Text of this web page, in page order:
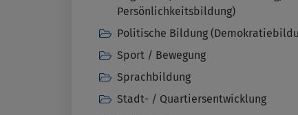
Persönlichkeitsbildung)
Politische Bildung
Sport / Bewegung
Sprachbildung
Stadt- / Quartiersentwicklung